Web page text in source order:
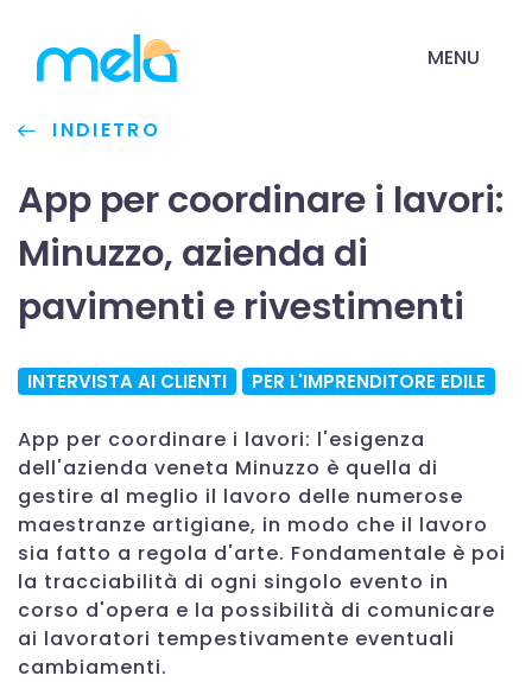
MENU
INDIETRO
App per coordinare i lavori:
Minuzzo, azienda di
pavimenti e rivestimenti
INTERVISTA AI CLIENTI PER L'IMPRENDITORE EDILE
App per coordinare i lavori: l'esigenza
dell'azienda veneta Minuzzo è quella di
gestire al meglio il lavoro delle numerose
maestranze artigiane, in modo che il lavoro
sia fatto a regola d'arte. Fondamentale è poi
la tracciabilità di ogni singolo evento in
corso d'opera e la possibilità di comunicare
ai lavoratori tempestivamente eventuali
cambiamenti.